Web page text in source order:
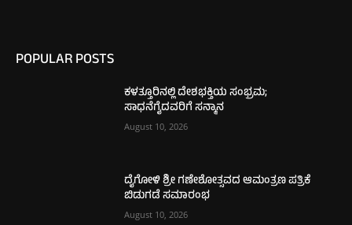
POPULAR POSTS
ಕಳತ್ತೂರಿನಲ್ಲಿ ದೇಶಭಕ್ತಿಯ ಸಂಭ್ರಮ;
ಸಾಧನೆಗೈದವರಿಗೆ ಸನ್ಮಾನ
August 10, 2026
ದೈಗೋಳಿ ಶ್ರೀ ಗಣೇಶೋತ್ಸವದ ಆಮಂತ್ರಣ ಪತ್ರಿಕೆ
ಬಿಡುಗಡೆ ಸಮಾರಂಭ
August 10, 2026